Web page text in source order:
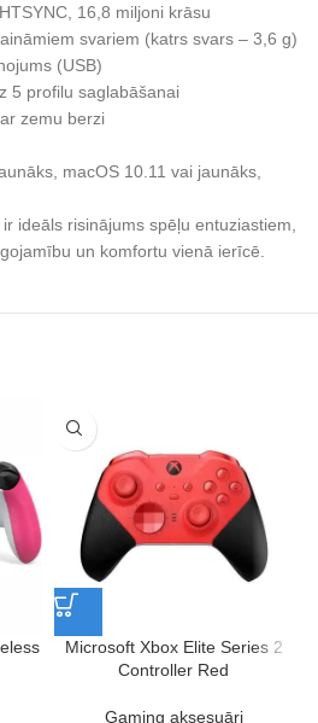
16,8 miljoni krāsu
svariem (katrs svars – 3,6 g)
(USB)
5 profilu saglabāšanai
zemu berzi
macOS 10.11 vai jaunāks,
ideāls risinājums spēļu entuziastiem,
un komfortu vienā ierīcē.
Microsoft Xbox Elite Series 2
Controller Red
Gaming aksesuāri